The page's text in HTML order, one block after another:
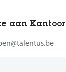
aan Kantoor